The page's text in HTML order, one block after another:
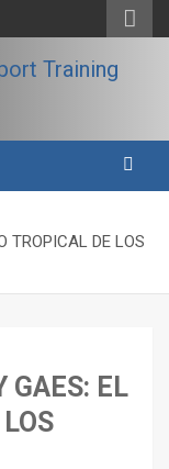
TROPICAL DE LOS
GAES: EL